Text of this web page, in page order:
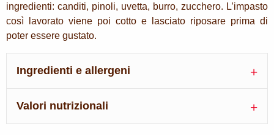
ingredienti: canditi, pinoli, uvetta, burro, zucchero. L’impasto
così lavorato viene poi cotto e lasciato riposare prima di
poter essere gustato.
Ingredienti e allergeni
Valori nutrizionali